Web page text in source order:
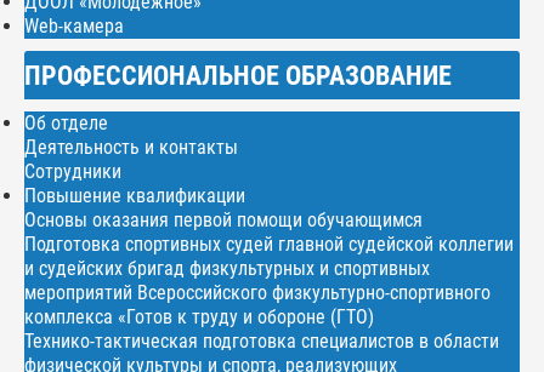
Web-камера
ПРОФЕССИОНАЛЬНОЕ ОБРАЗОВАНИЕ
Об отделе
Деятельность и контакты
Сотрудники
Повышение квалификации
Основы оказания первой помощи обучающимся
Подготовка спортивных судей главной судейской коллегии
и судейских бригад физкультурных и спортивных
мероприятий Всероссийского физкультурно-спортивного
комплекса «Готов к труду и обороне (ГТО)
Технико-тактическая подготовка специалистов в области
физической культуры и спорта, реализующих